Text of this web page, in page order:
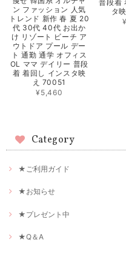
ン ファッション 人気
トレンド 新作 春 夏 20
代 30代 40代 お出か
け リゾート ビーチ ア
ウトドア プール デー
ト 通勤 通学 オフィス
OL ママ デイリー 普段
着 着回し インスタ映
え 70051
¥5,460
普段着
タ
Category
★ご利用ガイド
★お知らせ
★プレゼント中
★Q＆A